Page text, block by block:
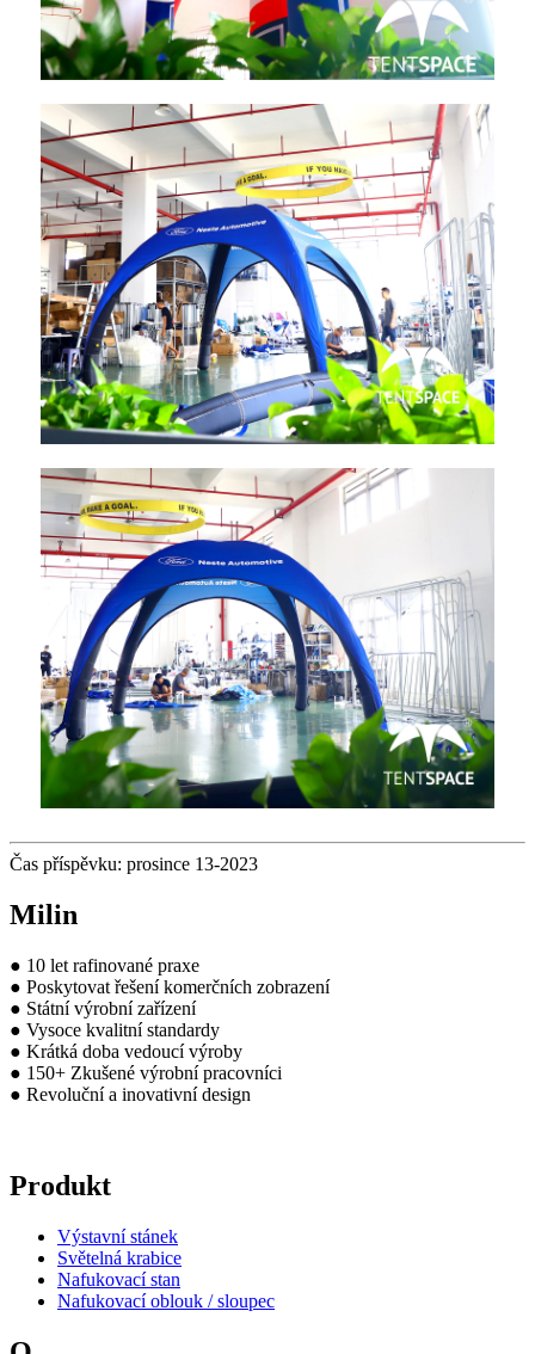
Čas příspěvku: prosince 13-2023
Milin
● 10 let rafinované praxe
● Poskytovat řešení komerčních zobrazení
● Státní výrobní zařízení
● Vysoce kvalitní standardy
● Krátká doba vedoucí výroby
● 150+ Zkušené výrobní pracovníci
● Revoluční a inovativní design
Produkt
Výstavní stánek
Světelná krabice
Nafukovací stan
Nafukovací oblouk / sloupec